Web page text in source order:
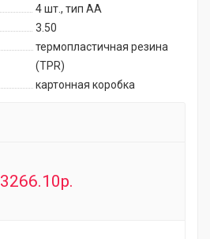
4 шт., тип AA
3.50
термопластичная резина
(TPR)
картонная коробка
3266.10р.